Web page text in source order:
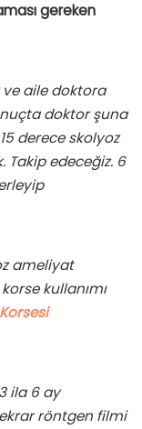
gereken
ve aile doktora
doktor şuna
derece skolyoz
Takip edeceğiz. 6
ameliyat
kullanımı
ila 6 ay
röntgen filmi